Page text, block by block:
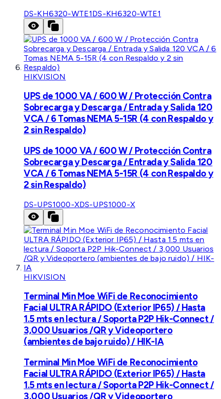
DS-KH6320-WTE1DS-KH6320-WTE1
HIKVISION
UPS de 1000 VA / 600 W / Protección Contra
Sobrecarga y Descarga / Entrada y Salida 120
VCA / 6 Tomas NEMA 5-15R (4 con Respaldo y
2 sin Respaldo)
UPS de 1000 VA / 600 W / Protección Contra
Sobrecarga y Descarga / Entrada y Salida 120
VCA / 6 Tomas NEMA 5-15R (4 con Respaldo y
2 sin Respaldo)
DS-UPS1000-XDS-UPS1000-X
HIKVISION
Terminal Min Moe WiFi de Reconocimiento
Facial ULTRA RÁPIDO (Exterior IP65) / Hasta
1.5 mts en lectura / Soporta P2P Hik-Connect /
3,000 Usuarios /QR y Videoportero
(ambientes de bajo ruido) / HIK-IA
Terminal Min Moe WiFi de Reconocimiento
Facial ULTRA RÁPIDO (Exterior IP65) / Hasta
1.5 mts en lectura / Soporta P2P Hik-Connect /
3,000 Usuarios /QR y Videoportero